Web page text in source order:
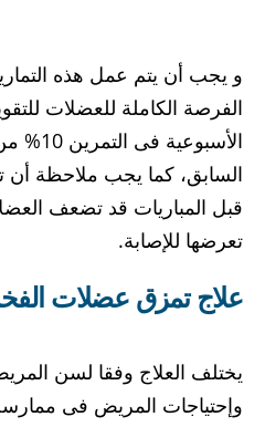
و يجب أن يتم عمل هذه
الفرصة الكاملة للعضلات
السابق، كما يجب ملاحظة أن
قبل المباريات قد تضعف
تعرضها للإصابة.
علاج تمزق عضلات
يختلف العلاج وفقا لسن
وإحتياجات المريض فى